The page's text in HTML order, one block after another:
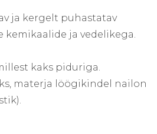
ja kergelt puhastatav
ja vedelikega.
kaks piduriga.
materja löögikindel nailon